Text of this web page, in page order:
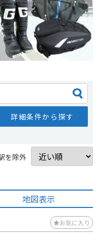
詳細条件から探す
を除外
地図表示
お気に入り